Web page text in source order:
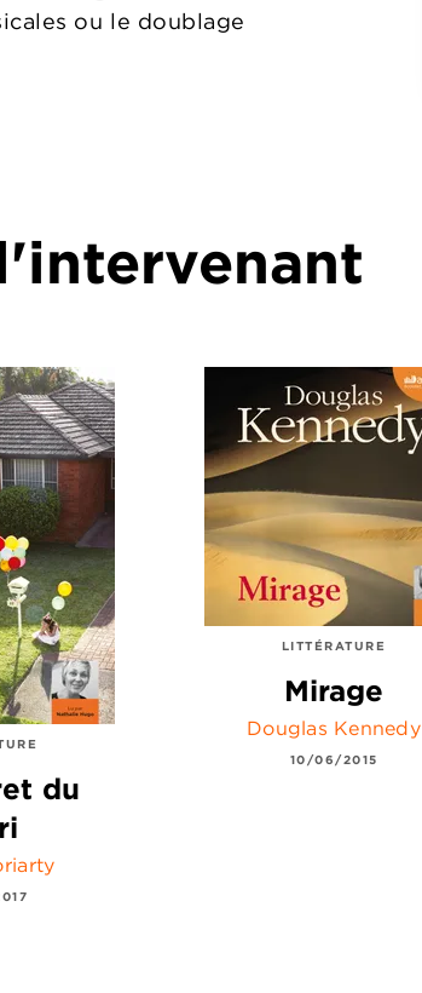
ou le doublage
du
LITTÉRATURE
Mirage
Douglas Kennedy
10/06/2015